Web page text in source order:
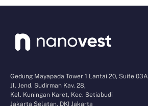
Gedung Mayapada Tower 1 Lantai 20, Suite 03A
Jl. Jend. Sudirman Kav. 28,
Kel. Kuningan Karet, Kec. Setiabudi
Jakarta Selatan, DKI Jakarta